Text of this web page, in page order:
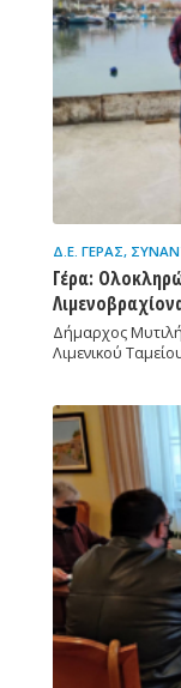
Δ.Ε. ΓΈΡΑΣ,
Γέρα:
Δήμαρχος
Λιμενικού